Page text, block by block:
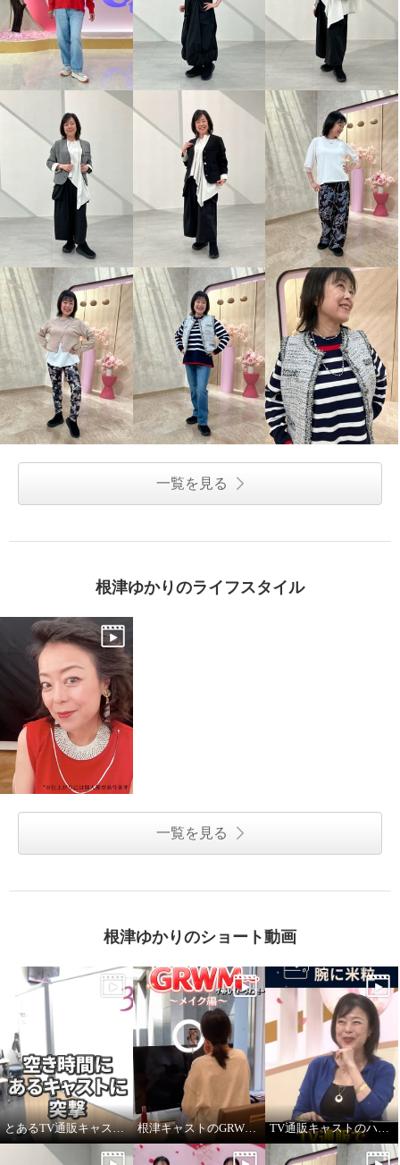
一覧を見る
根津ゆかりのライフスタイル
一覧を見る
根津ゆかりのショート動画
とあるTV通販キャストの髪型 根津キャストのGRWM～バブルファンデ紹介します！